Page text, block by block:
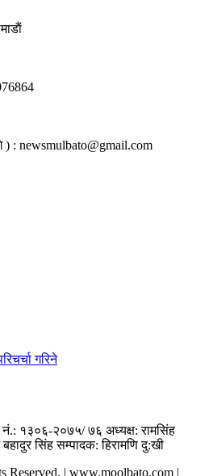
) : newsmulbato@gmail.com
गरिने
नं.: १३०६-२०७५/ ७६ अध्यक्ष: रामसिंह
सिंह सम्पादक: हिरामणि दु:खी
| www.moolbato.com |